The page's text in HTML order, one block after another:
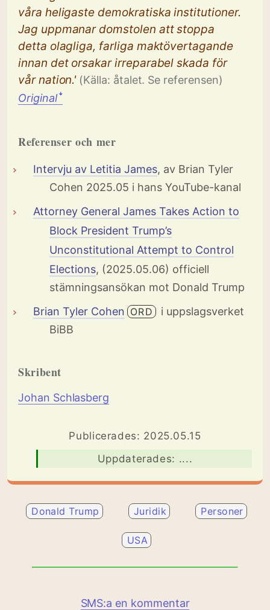
våra heligaste demokratiska institutioner.
Jag uppmanar domstolen att stoppa
detta olagliga, farliga maktövertagande
innan det orsakar irreparabel skada för
vår nation.' (Källa: åtalet. Se referensen)
Originalꜜ
Referenser och mer
Intervju av Letitia James, av Brian Tyler
Cohen 2025.05 i hans YouTube-kanal
Attorney General James Takes Action to
Block President Trump’s
Unconstitutional Attempt to Control
Elections, (2025.05.06) officiell
stämningsansökan mot Donald Trump
Brian Tyler Cohen ORD
i uppslagsverket
BiBB
Skribent
Johan Schlasberg
Publicerades: 2025.05.15
Uppdaterades: ....
Donald Trump Juridik Personer
USA
SMS:a en kommentar